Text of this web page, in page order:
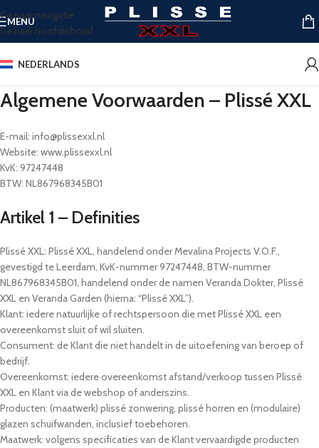
Ga naar navigatie
Ga naar hoofdinhoud
MENU
NEDERLANDS
Algemene Voorwaarden – Plissé XXL
E-mail: info@plissexxl.nl
Website: www.plissexxl.nl
KvK: 97247448
BTW: NL867968345B01
Artikel 1 – Definities
Plissé XXL: Plissé XXL, handelend onder Mevalina Projects V.O.F.,
gevestigd te Leerdam, KvK-nummer 97247448, BTW-nummer
NL867968345B01, handelend onder de namen Veranda Dokter, Plissé
XXL en Veranda Garden (hierna: “Plissé XXL”).
Klant: iedere natuurlijke of rechtspersoon die met Plissé XXL een
overeenkomst sluit of wil sluiten.
Consument: de Klant die niet handelt in de uitoefening van beroep of
bedrijf.
Overeenkomst: iedere overeenkomst afstand/verkoop tussen Plissé
XXL en Klant via de webshop of anderszins.
Producten: (maatwerk) plissé zonwering, plissé horren en (modulaire)
glazen schuifwanden, inclusief toebehoren.
Maatwerk: volgens specificaties van de Klant vervaardigde producten